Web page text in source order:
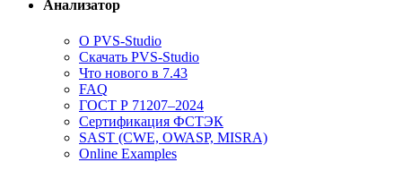
Анализатор
О PVS-Studio
Скачать PVS-Studio
Что нового в 7.43
FAQ
ГОСТ Р 71207–2024
Сертификация ФСТЭК
SAST (CWE, OWASP, MISRA)
Online Examples